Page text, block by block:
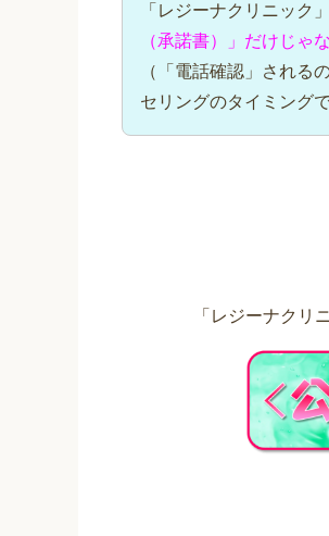
「レジーナクリニック
（承諾書）」だけじゃ
（「電話確認」される
セリングのタイミング
「レジーナクリ